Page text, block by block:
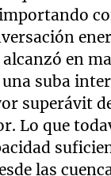
en
suba
superávit
Lo que
las